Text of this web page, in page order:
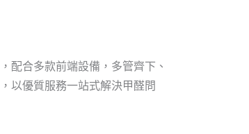
配合多款前端設備，多管齊下、
以優質服務一站式解決甲醛問